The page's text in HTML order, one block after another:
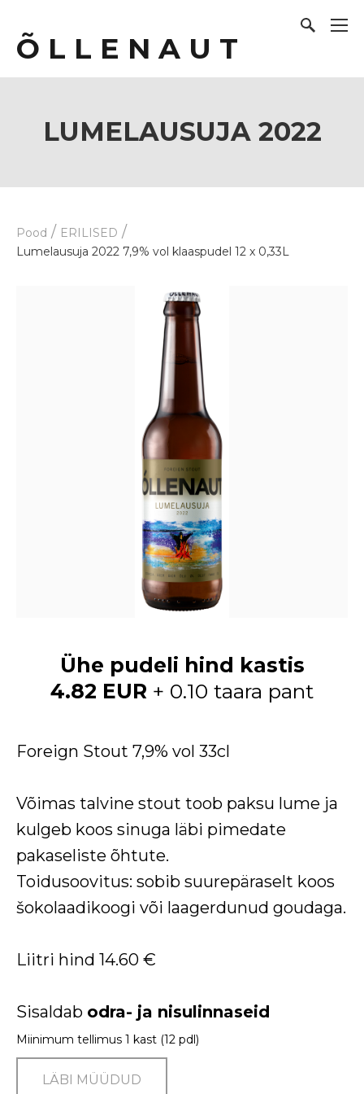
Õ L L E N A U T
LUMELAUSUJA 2022
Pood / ERILISED /
Lumelausuja 2022 7,9% vol klaaspudel 12 x 0,33L
Ühe pudeli hind kastis
4.82 EUR + 0.10 taara pant
Foreign Stout 7,9% vol 33cl
Võimas talvine stout toob paksu lume ja
kulgeb koos sinuga läbi pimedate
pakaseliste õhtute.
Toidusoovitus: sobib suurepäraselt koos
šokolaadikoogi või laagerdunud goudaga.
Liitri hind 14.60 €
Sisaldab odra- ja nisulinnaseid
Miinimum tellimus 1 kast (12 pdl)
LÄBI MÜÜDUD